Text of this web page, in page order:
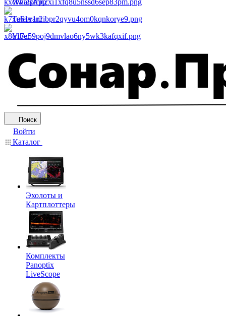
WhatsApp
Telegram
Viber
Поиск
Войти
Каталог
Эхолоты и
Картплоттеры
Комплекты
Panoptix
LiveScope